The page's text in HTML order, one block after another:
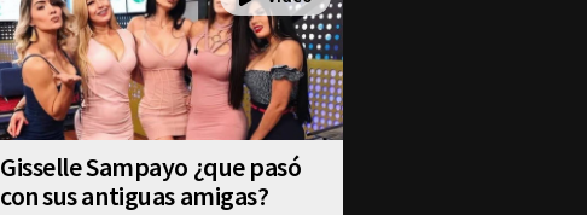
Gisselle Sampayo ¿que pasó
con sus antiguas amigas?